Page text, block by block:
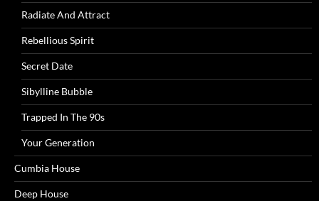
Radiate And Attract
Rebellious Spirit
Secret Date
Sibylline Bubble
Trapped In The 90s
Your Generation
Cumbia House
Deep House